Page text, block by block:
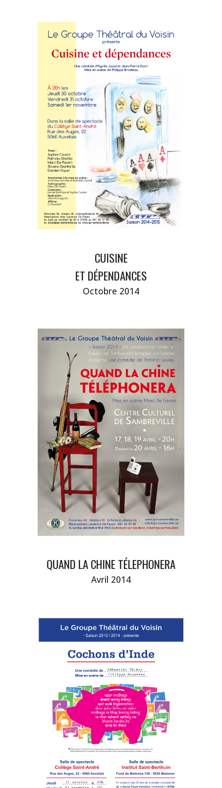
CUISINE
ET DÉPENDANCES
Octobre 2014
QUAND LA CHINE TÉLEPHONERA
Avril 2014